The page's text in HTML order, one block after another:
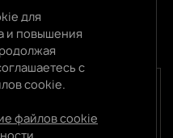
cookie
организации
нашей работы.
для
и повышения
с
cookie.
файлов cookie